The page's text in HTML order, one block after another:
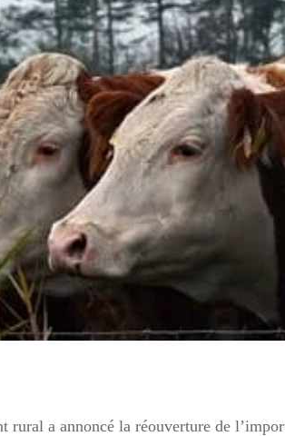
a annoncé la réouverture de